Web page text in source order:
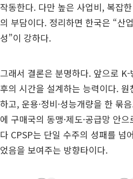
작동한다. 다만 높은 사업비, 복잡
의 부담이다. 정리하면 한국은 “산
성”이 강하다.
그래서 결론은 분명하다. 앞으로
후의 시간을 설계하는 능력이다.
하고, 운용·정비·성능개량을 한 묶
에 구매국의 동맹·제도·공급망 안
다 CPSP는 단일 수주의 성패를 넘
었음을 보여주는 방향타이다.